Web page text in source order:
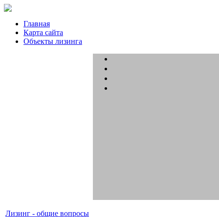
Главная
Карта сайта
Объекты лизинга
Лизинг - общие вопросы